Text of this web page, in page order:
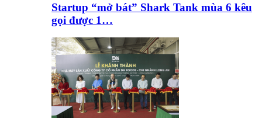
Startup “mở bát” Shark Tank mùa 6 kêu
gọi được 1…